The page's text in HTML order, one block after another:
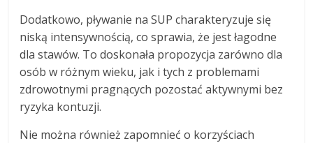
Dodatkowo, pływanie na SUP charakteryzuje się
niską intensywnością, co sprawia, że jest łagodne
dla stawów. To doskonała propozycja zarówno dla
osób w różnym wieku, jak i tych z problemami
zdrowotnymi pragnących pozostać aktywnymi bez
ryzyka kontuzji.
Nie można również zapomnieć o korzyściach